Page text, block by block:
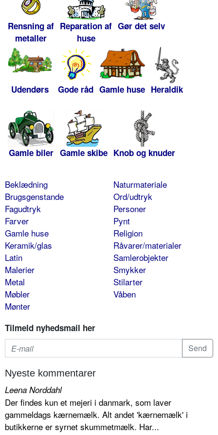
Rensning af
metaller
Reparation af
huse
Gør det selv
Udendørs Gode råd Gamle huse Heraldik
Gamle biler Gamle skibe Knob og knuder
Beklædning
Brugsgenstande
Fagudtryk
Farver
Gamle huse
Keramik/glas
Latin
Malerier
Metal
Møbler
Mønter
Naturmateriale
Ord/udtryk
Personer
Pynt
Religion
Råvarer/materialer
Samlerobjekter
Smykker
Stilarter
Våben
Tilmeld nyhedsmail her
Nyeste kommentarer
Leena Norddahl
Der findes kun et mejeri i danmark, som laver
gammeldags kærnemælk. Alt andet 'kærnemælk' i
butikkerne er syrnet skummetmælk. Har...